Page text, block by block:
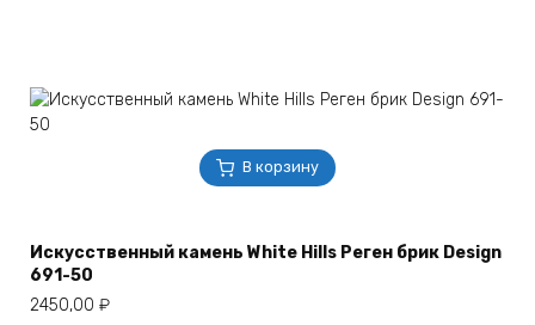
В корзину
Искусственный камень White Hills Реген брик Design
691-50
2450,00 ₽